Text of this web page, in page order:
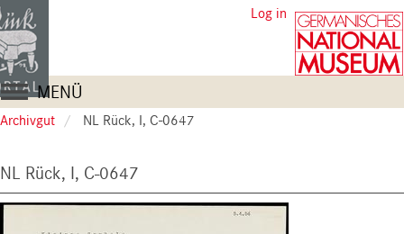
Skip
to
main
content
User
account
menu
Log in
Main
navigation
MENÜ
Archivgut NL Rück, I, C-0647
NL Rück, I, C-0647